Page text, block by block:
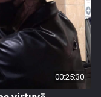
00:25:30